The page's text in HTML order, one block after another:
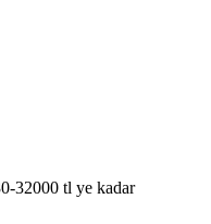
32000 tl ye kadar